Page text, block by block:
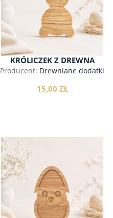
KRÓLICZEK Z DREWNA
Producent: Drewniane dodatki
15,00 ZŁ
do koszyka